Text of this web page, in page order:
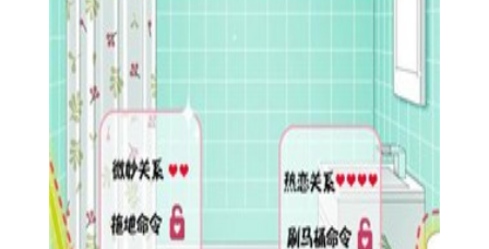
家来进行感受。
3、多种NPC角色玩家可以进行互动和他们交朋友互动都是可
【幻梦人生征程游戏亮点】
1.超多职业免费选择，每个职业都有属于自己的技能和属性，
玩家可以合理选择搭配。
2.画面唯美、BGM优美，玩家在游戏中可以随意做自己想做